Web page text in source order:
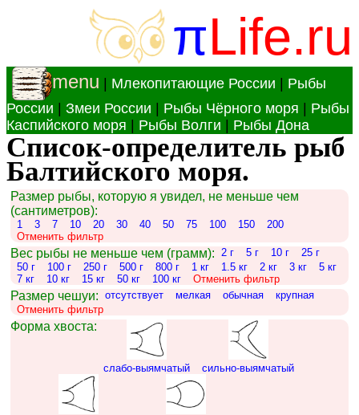
πLife.ru
menu Млекопитающие России
Рыбы
России
Змеи России Рыбы Чёрного моря
Рыбы
Каспийского моря
Рыбы Волги Рыбы Дона
Список-определитель рыб
Балтийского моря.
Размер рыбы, которую я увидел, не меньше чем
(сантиметров):
1 3 7 10 20 30 40 50 75 100 150
200
Отменить фильтр
Вес рыбы не меньше чем (грамм): 2 г 5 г 10 г
25 г
50 г
100 г 250 г 500 г 800 г 1 кг 1.5 кг 2 кг 3 кг
5 кг
7 кг
10 кг 15 кг 50 кг 100 кг Отменить фильтр
Размер чешуи: отсутствует мелкая обычная
крупная
Отменить фильтр
Форма хвоста:
слабо-выямчатый сильно-выямчатый